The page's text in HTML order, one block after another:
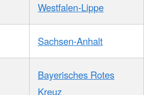
Westfalen-Lippe
Sachsen-Anhalt
Bayerisches Rotes
Kreuz